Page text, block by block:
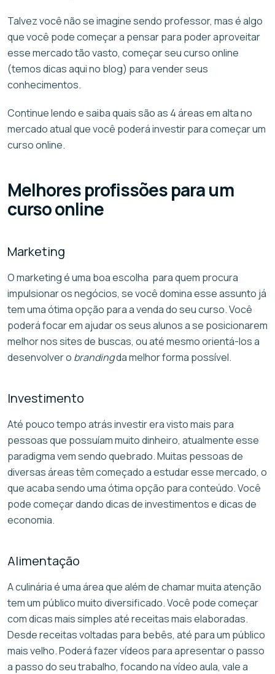
Talvez você não se imagine sendo professor, mas é algo
que você pode começar a pensar para poder aproveitar
esse mercado tão vasto, começar seu curso online
(temos dicas aqui no blog) para vender seus
conhecimentos.
Continue lendo e saiba quais são as 4 áreas em alta no
mercado atual que você poderá investir para começar um
curso online.
Melhores profissões para um
curso online
Marketing
O marketing é uma boa escolha para quem procura
impulsionar os negócios, se você domina esse assunto já
tem uma ótima opção para a venda do seu curso. Você
poderá focar em ajudar os seus alunos a se posicionarem
melhor nos sites de buscas, ou até mesmo orientá-los a
desenvolver o brandingda melhor forma possível.
Investimento
Até pouco tempo atrás investir era visto mais para
pessoas que possuíam muito dinheiro, atualmente esse
paradigma vem sendo quebrado. Muitas pessoas de
diversas áreas têm começado a estudar esse mercado, o
que acaba sendo uma ótima opção para conteúdo. Você
pode começar dando dicas de investimentos e dicas de
economia.
Alimentação
A culinária é uma área que além de chamar muita atenção
tem um público muito diversificado. Você pode começar
com dicas mais simples até receitas mais elaboradas.
Desde receitas voltadas para bebês, até para um público
mais velho. Poderá fazer vídeos para apresentar o passo
a passo do seu trabalho, focando na vídeo aula, vale a